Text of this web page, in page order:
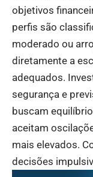
objetivos
perfis são
moderado ou
diretamente a
adequados.
segurança e
buscam
aceitam
mais elevados.
decisões